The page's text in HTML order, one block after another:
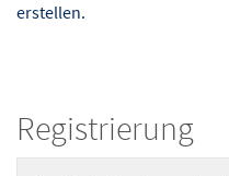
erstellen.
Registrierung